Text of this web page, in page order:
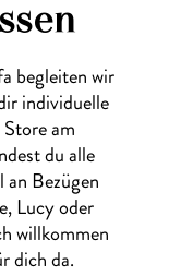
begleiten wir
individuelle
am
du alle
Bezügen
Lucy oder
willkommen
dich da.